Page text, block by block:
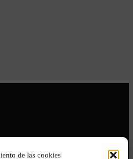
de las cookies